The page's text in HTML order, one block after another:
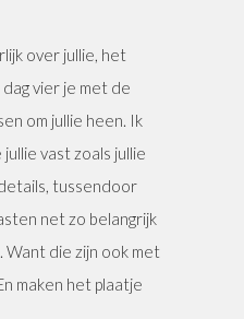
over jullie, het
vier je met de
om jullie heen. Ik
vast zoals jullie
tussendoor
net zo belangrijk
Want die zijn ook met
maken het plaatje